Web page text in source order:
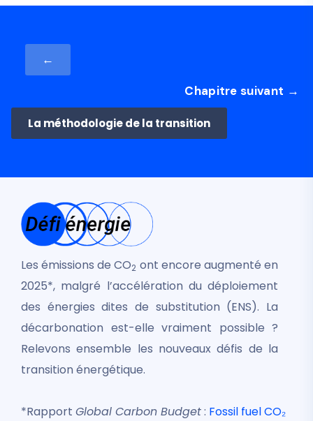
←
Chapitre suivant →
La méthodologie de la transition
Les émissions de CO2 ont encore augmenté en
2025*, malgré l’accélération du déploiement
des énergies dites de substitution (ENS). La
décarbonation est-elle vraiment possible ?
Relevons ensemble les nouveaux défis de la
transition énergétique.
*Rapport Global Carbon Budget: Fossil fuel CO₂